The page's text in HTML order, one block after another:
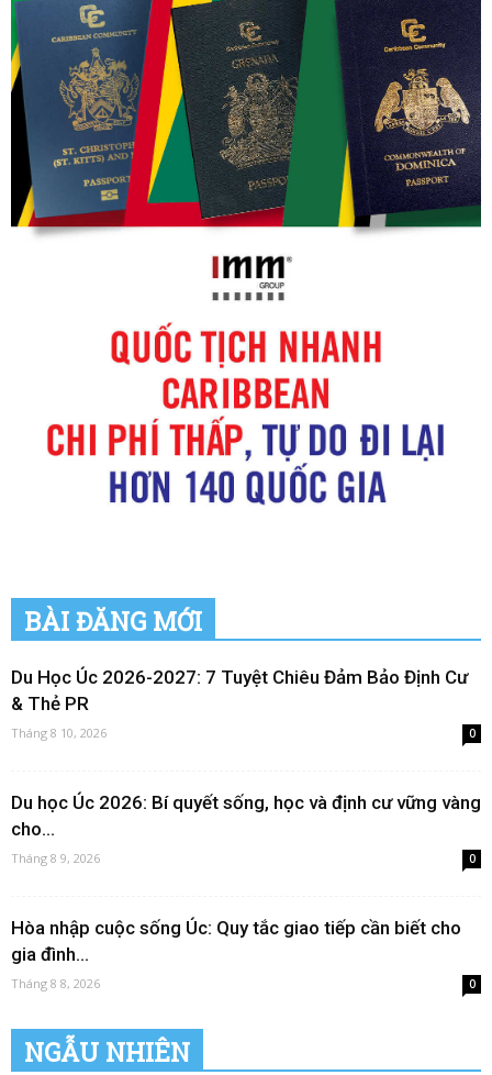
BÀI ĐĂNG MỚI
Du Học Úc 2026-2027: 7 Tuyệt Chiêu Đảm Bảo Định Cư
& Thẻ PR
Tháng 8 10, 2026 0
Du học Úc 2026: Bí quyết sống, học và định cư vững vàng
cho...
Tháng 8 9, 2026 0
Hòa nhập cuộc sống Úc: Quy tắc giao tiếp cần biết cho
gia đình...
Tháng 8 8, 2026 0
NGẪU NHIÊN